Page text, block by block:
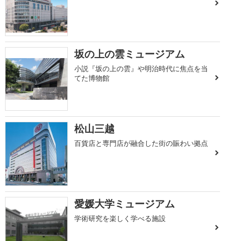
坂の上の雲ミュージアム
小説『坂の上の雲』や明治時代に焦点を当
てた博物館
松山三越
百貨店と専門店が融合した街の賑わい拠点
愛媛大学ミュージアム
学術研究を楽しく学べる施設